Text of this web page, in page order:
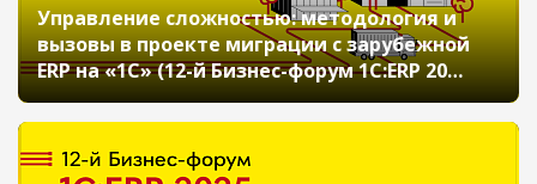
Управление сложностью: методология и
вызовы в проекте миграции с зарубежной
ERP на «1С» (12-й Бизнес-форум 1С:ERP 20
ноября 2025 г., Динабург Павел, Лесман
Екатерина, ООО «Бионорика»)